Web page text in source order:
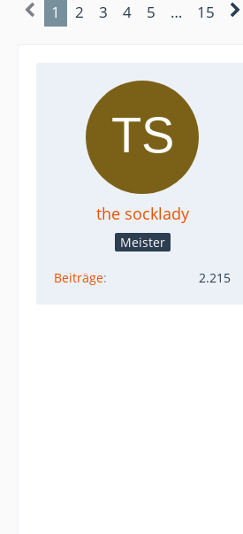
1 2 3 4 5 … 15
the socklady
Meister
Beiträge 2.215